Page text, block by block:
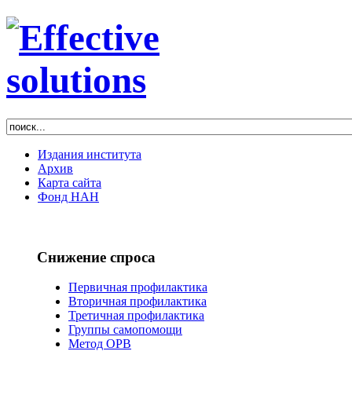
Издания института
Архив
Карта сайта
Фонд НАН
Снижение спроса
Первичная профилактика
Вторичная профилактика
Третичная профилактика
Группы самопомощи
Метод ОРВ